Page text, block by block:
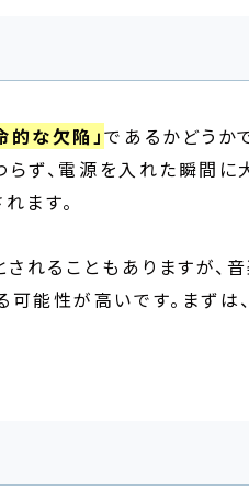
的な欠陥」であるかどうか
らず、電源を入れた瞬間に
ます。
れることもありますが、
能性が高いです。まずは